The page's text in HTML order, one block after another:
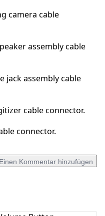
camera cable
assembly cable
jack assembly cable
cable connector.
connector.
Einen Kommentar hinzufügen